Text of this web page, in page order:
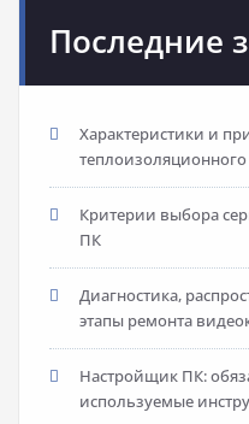
Последние
Характеристики и
Критерии выбора
ПК
Диагностика,
этапы ремонта
Настройщик ПК:
используемые